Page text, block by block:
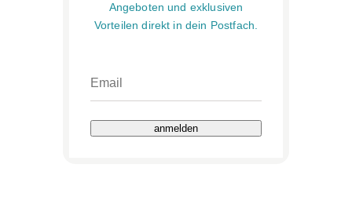
Angeboten und exklusiven
Vorteilen direkt in dein Postfach.
anmelden